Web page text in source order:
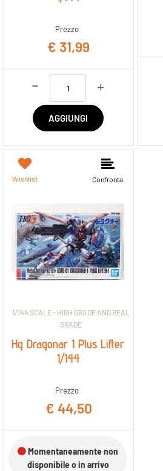
Prezzo
€ 31,99
AGGIUNGI
Wishlist Confronta
1/144 SCALE - HIGH GRADE AND REAL
GRADE
Hg Dragonar 1 Plus Lifter
1/144
Prezzo
€ 44,50
Momentaneamente non
disponibile o in arrivo